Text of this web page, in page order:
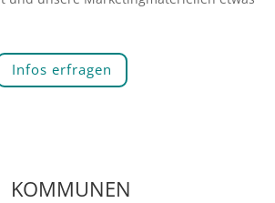
Infos erfragen
KOMMUNEN